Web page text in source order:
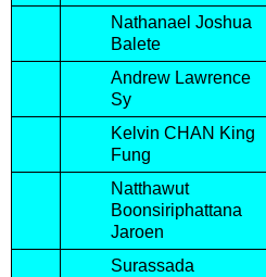
Nathanael Joshua
Balete
Andrew Lawrence
Sy
Kelvin CHAN King
Fung
Natthawut
Boonsiriphattana
Jaroen
Surassada